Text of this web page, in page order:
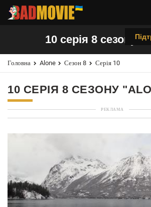
10 серія 8 сезону
Головна Alone Сезон 8 Серія 10
10 СЕРІЯ 8 СЕЗОНУ
РЕКЛАМА